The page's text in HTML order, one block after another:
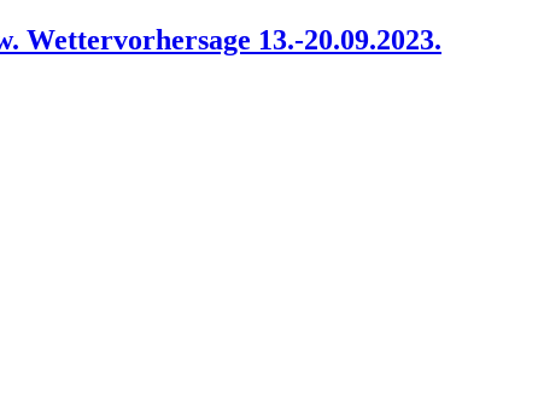
13.-20.09.2023.